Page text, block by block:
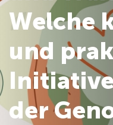
Welche
und
der